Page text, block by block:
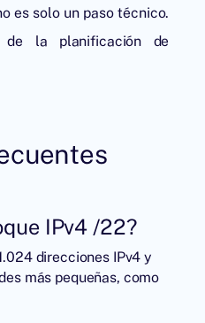
es solo un paso técnico.
la planificación de
IPv4 /22?
direcciones IPv4 y
más pequeñas, como